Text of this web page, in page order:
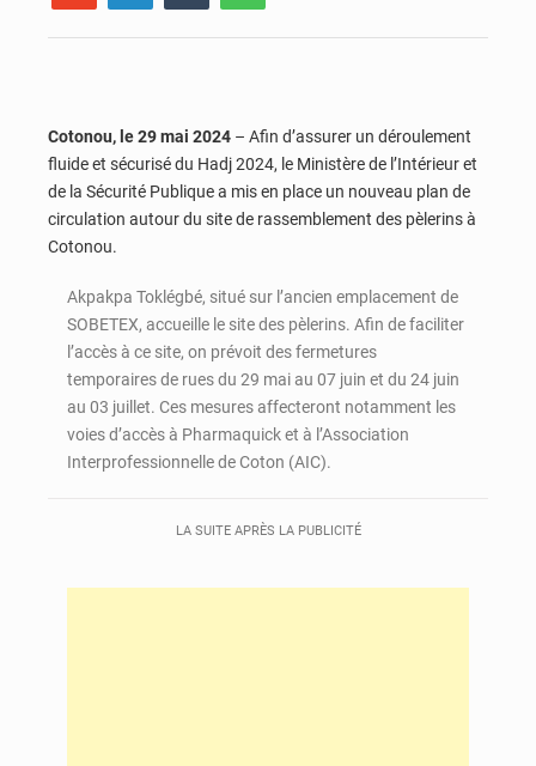
Cotonou, le 29 mai 2024 – Afin d’assurer un déroulement
fluide et sécurisé du Hadj 2024, le Ministère de l’Intérieur et
de la Sécurité Publique a mis en place un nouveau plan de
circulation autour du site de rassemblement des pèlerins à
Cotonou.
Akpakpa Toklégbé, situé sur l’ancien emplacement de
SOBETEX, accueille le site des pèlerins. Afin de faciliter
l’accès à ce site, on prévoit des fermetures
temporaires de rues du 29 mai au 07 juin et du 24 juin
au 03 juillet. Ces mesures affecteront notamment les
voies d’accès à Pharmaquick et à l’Association
Interprofessionnelle de Coton (AIC).
LA SUITE APRÈS LA PUBLICITÉ